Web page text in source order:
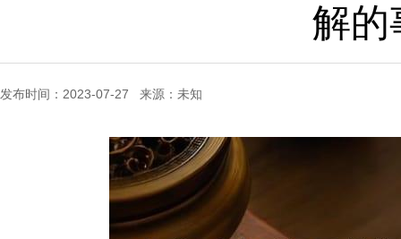
解的
发布时间：2023-07-27 来源：未知